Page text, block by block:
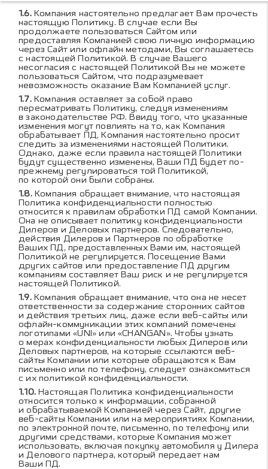
Компания настоятельно предлагает Вам прочесть
настоящую Политику. В случае если Вы
продолжаете пользоваться Сайтом или
предоставляя Компанией свою личную информацию
через Сайт или офлайн методами, Вы соглашаетесь
с настоящей Политикой. В случае Вашего
несогласия с настоящей Политикой Вы не можете
пользоваться Сайтом, что подразумевает
невозможность оказание Вам Компанией услуг.
Компания оставляет за собой право
пересматривать Политику, следуя изменениям
в законодательстве РФ. Ввиду того, что указанные
изменения могут повлиять на то, как Компания
обрабатывает ПД, Компания настоятельно просит
следить за изменениями настоящей Политики.
Однако, даже если правила настоящей Политики
будут существенно изменены, Ваши ПД будет по-
прежнему регулироваться той Политикой,
по которой они были собраны.
Компания обращает внимание, что настоящая
Политика конфиденциальности полностью
относится к правилам обработки ПД самой Компании.
Она не описывает политику конфиденциальности
Дилеров и Деловых партнеров. Следовательно,
действия Дилеров и Партнеров по обработке
Ваших ПД, предоставленных Вами им, настоящей
Политикой не регулируется. Посещение Вами
других сайтов или предоставление ПД другим
компаниям составляет Ваш риск и не регулируется
настоящей Политикой.
Компания обращает внимание, что она не несет
ответственности за содержание сторонних сайтов
и действия третьих лиц, даже если веб-сайты или
офлайн-коммуникации этих компаний помечены
логотипами «UNI» или «CHANGAN». Чтобы узнать
о мерах конфиденциальности любых Дилеров или
Деловых партнеров, на которые ссылаются веб-
сайты Компании или которые обращаются к Вам
письменно или по телефону, следует ознакомиться
с их политикой конфиденциальности.
Настоящая Политика конфиденциальности
относится только к информации, собранной
и обрабатываемой Компанией через Сайт, другие
веб-сайты Компании или на мероприятиях Компании,
по электронной почте, письменно, по телефону или
другими средствами, которые Компания может
использовать, включая покупку автомобиля у Дилера
и Делового партнера, который передает нам
Ваши ПД.